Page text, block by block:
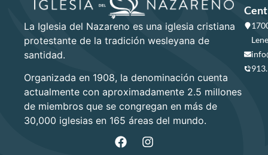
La Iglesia del Nazareno es una iglesia cristiana
protestante de la tradición wesleyana de
santidad.
Organizada en 1908, la denominación cuenta
actualmente con aproximadamente 2.5 millones
de miembros que se congregan en más de
30,000 iglesias en 165 áreas del mundo.